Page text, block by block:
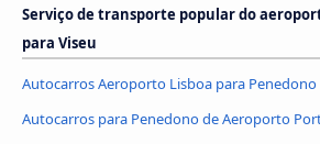
Serviço de transporte popular do
para Viseu
Autocarros Aeroporto Lisboa para Penedono
Autocarros para Penedono de Aeroporto